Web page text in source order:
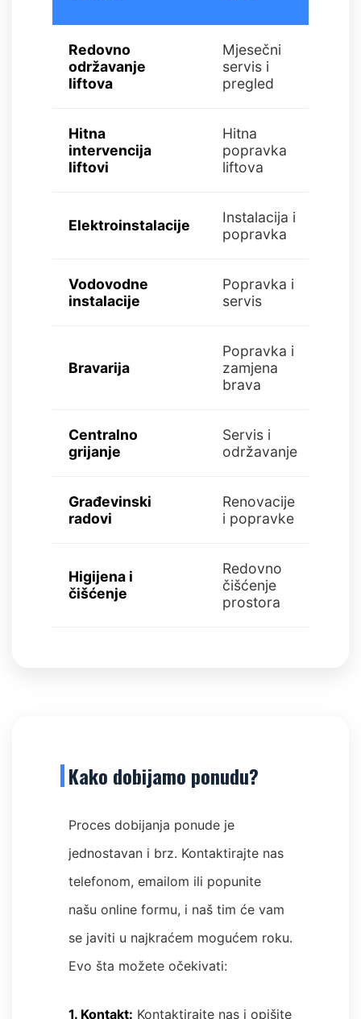
Redovno
održavanje
liftova
Mjesečni
servis i
pregled
Hitna
intervencija
liftovi
Hitna
popravka
liftova
Elektroinstalacije
Instalacija i
popravka
Vodovodne
instalacije
Popravka i
servis
Bravarija
Popravka i
zamjena
brava
Centralno
grijanje
Servis i
održavanje
Građevinski
radovi
Renovacije
i popravke
Higijena i
čišćenje
Redovno
čišćenje
prostora
Kako dobijamo ponudu?
Proces dobijanja ponude je
jednostavan i brz. Kontaktirajte nas
telefonom, emailom ili popunite
našu online formu, i naš tim će vam
se javiti u najkraćem mogućem roku.
Evo šta možete očekivati:
1. Kontakt: Kontaktirajte nas i opišite